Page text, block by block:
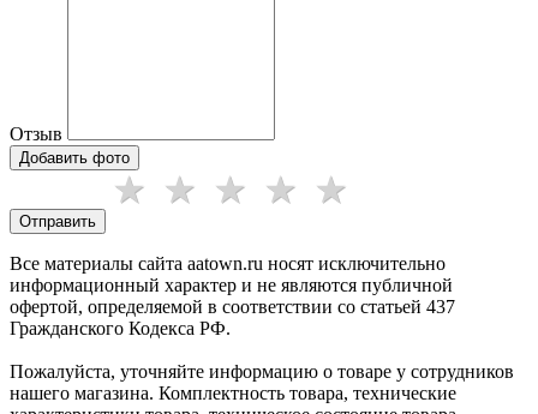
Отзыв
Добавить фото
Отправить
Все материалы сайта aatown.ru носят исключительно
информационный характер и не являются публичной
офертой, определяемой в соответствии со статьей 437
Гражданского Кодекса РФ.
Пожалуйста, уточняйте информацию о товаре у сотрудников
нашего магазина. Комплектность товара, технические